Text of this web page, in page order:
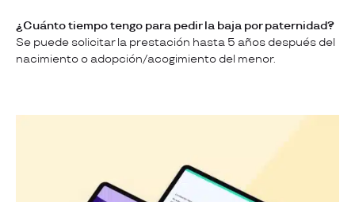
¿Cuánto tiempo tengo para pedir la baja por paternidad?
Se puede solicitar la prestación hasta 5 años después del
nacimiento o adopción/acogimiento del menor.